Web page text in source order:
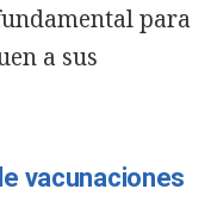
para
a sus
vacunaciones